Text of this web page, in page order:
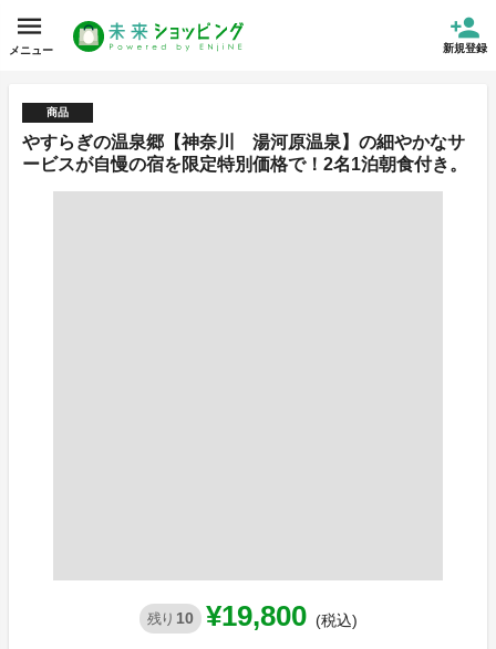
メニュー 新規登録
商品
やすらぎの温泉郷【神奈川 湯河原温泉】の細やかなサ
ービスが自慢の宿を限定特別価格で！2名1泊朝食付き。
残り 10 ¥19,800 (税込)